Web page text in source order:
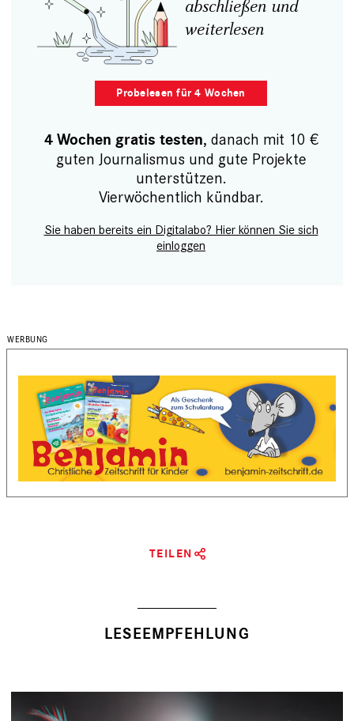
abschließen und
weiterlesen
Probelesen für 4 Wochen
4 Wochen gratis testen, danach mit 10 €
guten Journalismus und gute Projekte
unterstützen.
Vierwöchentlich kündbar.
Sie haben bereits ein Digitalabo? Hier können Sie sich
einloggen
TEILEN
LESEEMPFEHLUNG